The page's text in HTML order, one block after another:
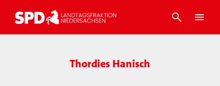
Thordies Hanisch